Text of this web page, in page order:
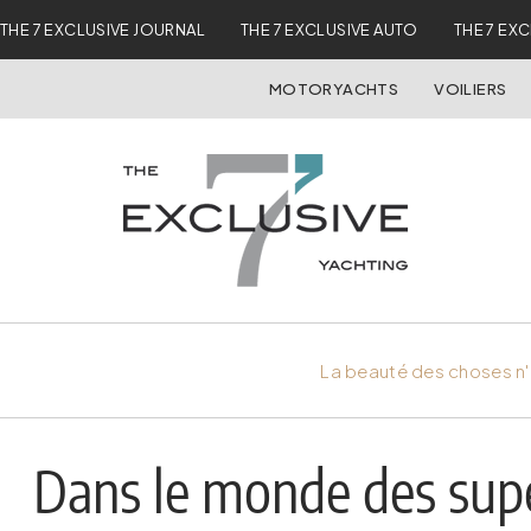
THE 7 EXCLUSIVE JOURNAL THE 7 EXCLUSIVE AUTO THE 7
MOTORYACHTS VOILIERS
La beauté des choses
Dans le monde des